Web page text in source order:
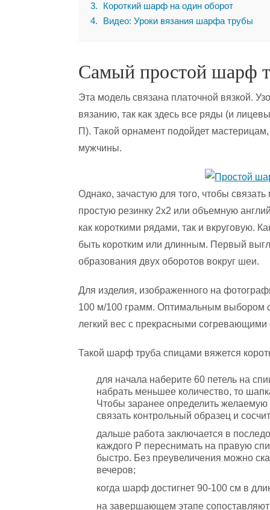
3
Короткий шарф на один оборот
4
Видео: Уроки вязания шарфа трубы
Самый простой шарф
Эта модель связана платочной вязкой.
вязанию, так как здесь все ряды (и
П). Такой орнамент подойдет
мужчины.
Однако, зачастую для того, чтобы
простую резинку 2х2 или объемную
как короткими рядами, так и вкруговую.
быть коротким или длинным. Первый
образования двух оборотов вокруг шеи.
Для изделия, изображенного на
100 м/100 грамм. Оптимальным выбором
легкий вес с прекрасными согревающими
Такой шарф труба спицами вяжется
для начала наберите 60 петель на
набрать меньшее количество, то
Чтобы заранее определить
связать контрольный образец и
дальше работа заключается в
каждого Р переснимать на правую
быстро. Без преувеличения можно
вечеров;
когда шарф достигнет 90-100 см в
на завершающем этапе